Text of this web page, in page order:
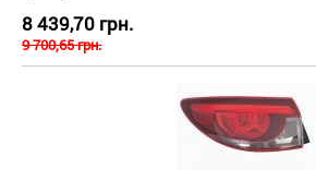
8 439,70 грн.
9 700,65 грн.